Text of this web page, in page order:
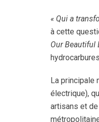
« Qui a
à cette
Our Beautiful
La principale
électrique),
artisans et